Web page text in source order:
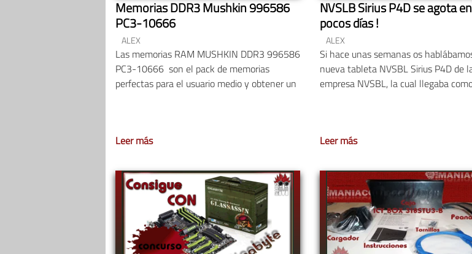
Memorias DDR3 Mushkin 996586
PC3-10666
ALEX
Las memorias RAM MUSHKIN DDR3 996586
PC3-10666 son el pack de memorias
perfectas para el usuario medio y obtener un
Leer más
NVSLB Sirius P4D se agota en
pocos días !
ALEX
Si hace unas semanas os
nueva tableta NVSBL Sirius P4D de
empresa NVSBL, la cual llegaba
Leer más